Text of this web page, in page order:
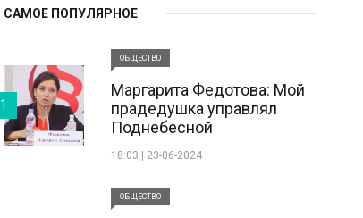
САМОЕ ПОПУЛЯРНОЕ
ОБЩЕСТВО
Маргарита Федотова: Мой
прадедушка управлял
Поднебесной
18:03 | 23-06-2024
1
ОБЩЕСТВО